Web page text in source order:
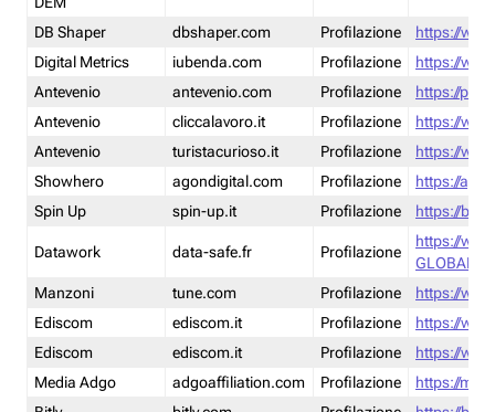
DB Shaper
dbshaper.com Profilazione
https://
Digital Metrics
iubenda.com Profilazione
https://
Antevenio
antevenio.com Profilazione
https://
Antevenio
cliccalavoro.it Profilazione
https://
Antevenio
turistacurioso.it Profilazione
https://
Showhero
agondigital.com Profilazione
https://
Spin Up
spin-up.it Profilazione https://
Datawork data-safe.fr Profilazione
https://
GLOBAL-
Manzoni
tune.com Profilazione
https://
Ediscom
ediscom.it Profilazione
https://
Ediscom
ediscom.it Profilazione
https://
Media Adgo
adgoaffiliation.com Profilazione
https://